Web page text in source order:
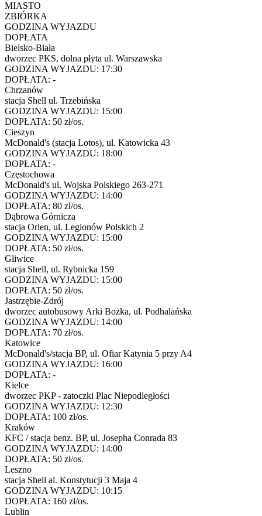
MIASTO
ZBIÓRKA
GODZINA WYJAZDU
DOPŁATA
Bielsko-Biała
dworzec PKS, dolna płyta ul. Warszawska
GODZINA WYJAZDU: 17:30
DOPŁATA: -
Chrzanów
stacja Shell ul. Trzebińska
GODZINA WYJAZDU: 15:00
DOPŁATA: 50 zł/os.
Cieszyn
McDonald's (stacja Lotos), ul. Katowicka 43
GODZINA WYJAZDU: 18:00
DOPŁATA: -
Częstochowa
McDonald's ul. Wojska Polskiego 263-271
GODZINA WYJAZDU: 14:00
DOPŁATA: 80 zł/os.
Dąbrowa Górnicza
stacja Orlen, ul. Legionów Polskich 2
GODZINA WYJAZDU: 15:00
DOPŁATA: 50 zł/os.
Gliwice
stacja Shell, ul. Rybnicka 159
GODZINA WYJAZDU: 15:00
DOPŁATA: 50 zł/os.
Jastrzębie-Zdrój
dworzec autobusowy Arki Bożka, ul. Podhalańska
GODZINA WYJAZDU: 14:00
DOPŁATA: 70 zł/os.
Katowice
McDonald's/stacja BP, ul. Ofiar Katynia 5 przy A4
GODZINA WYJAZDU: 16:00
DOPŁATA: -
Kielce
dworzec PKP - zatoczki Plac Niepodległości
GODZINA WYJAZDU: 12:30
DOPŁATA: 100 zł/os.
Kraków
KFC / stacja benz. BP, ul. Josepha Conrada 83
GODZINA WYJAZDU: 14:00
DOPŁATA: 50 zł/os.
Leszno
stacja Shell al. Konstytucji 3 Maja 4
GODZINA WYJAZDU: 10:15
DOPŁATA: 160 zł/os.
Lublin